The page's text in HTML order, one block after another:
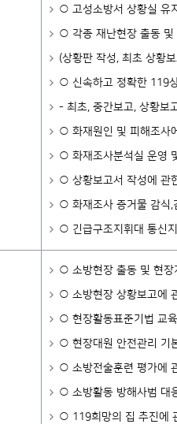
○ 고성소방서 상황실 유
○ 각종 재난현장 출동 및
(상황판 작성, 최초 상황
○ 신속하고 정확한 119
- 최초, 중간보고, 상황보
○ 화재원인 및 피해조사
○ 화재조사분석실 운영
○ 상황보고서 작성에 관
○ 화재조사 증거물 감식,
○ 긴급구조지휘대 통신
○ 소방현장 출동 및 현장
○ 소방현장 상황보고에
○ 현장활동표준기법 교
○ 현장대원 안전관리 기
○ 소방전술훈련 평가에
○ 소방활동 방해사범 대
○ 119희망의 집 추진에